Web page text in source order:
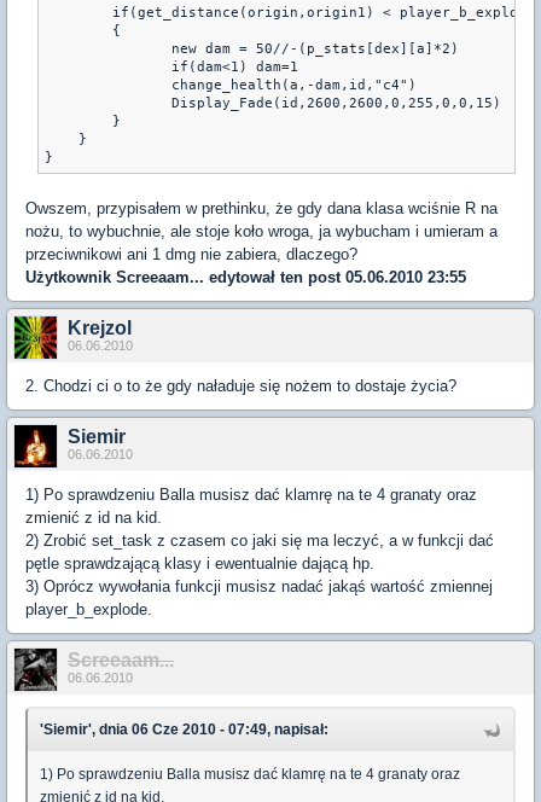
if(get_distance(origin,origin1) <
        {
               new dam = 50//-(p_stats[dex][a]*2)
               if(dam<1) dam=1
               change_health(a,-dam,id,"c4")
               Display_Fade(id,2600,2600,0,255,0,0,15)
        }
    }
}
Owszem, przypisałem w prethinku, że gdy dana klasa wciśnie R na
nożu, to wybuchnie, ale stoje koło wroga, ja wybucham i umieram a
przeciwnikowi ani 1 dmg nie zabiera, dlaczego?
Użytkownik Screeaam... edytował ten post 05.06.2010 23:55
Krejzol
06.06.2010
2. Chodzi ci o to że gdy naładuje się nożem to dostaje życia?
Siemir
06.06.2010
1) Po sprawdzeniu Balla musisz dać klamrę na te 4 granaty oraz
zmienić z id na kid.
2) Zrobić set_task z czasem co jaki się ma leczyć, a w funkcji dać
pętle sprawdzającą klasy i ewentualnie dającą hp.
3) Oprócz wywołania funkcji musisz nadać jakąś wartość zmiennej
player_b_explode.
Screeaam...
06.06.2010
'Siemir', dnia 06 Cze 2010 - 07:49, napisał:
1) Po sprawdzeniu Balla musisz dać klamrę na te 4 granaty oraz
zmienić z id na kid.